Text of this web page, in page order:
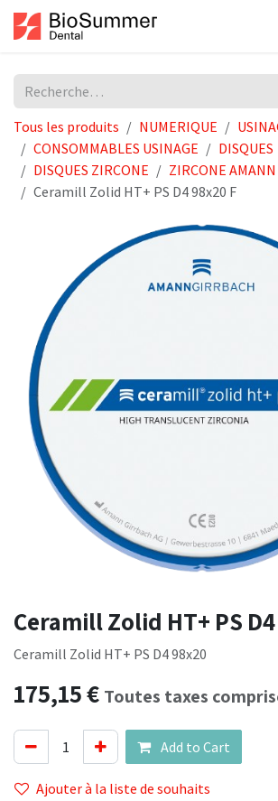
Se rendre au contenu
Tous les produits NUMERIQUE
CONSOMMABLES USINAGE
DISQUES
DISQUES ZIRCONE
ZIRCONE
Ceramill Zolid HT+ PS D4 98x20 F
Ceramill Zolid HT+ PS
Ceramill Zolid HT+ PS D4 98x20
175,15€ Toutes taxes
Add to Cart
Ajouter à la liste de souhaits